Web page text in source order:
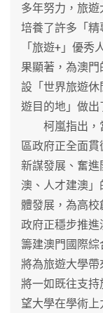
多年努力，旅遊
培養了許多「
「旅遊+」優
果顯著，為澳
設「世界旅遊
遊目的地」做出
柯嵐指出，當
區政府正全面
新謀發展、奮
澳、人才建澳
體發展，為高
政府正穩步推
籌建澳門國際
將為旅遊大學
將一如既往支
望大學在學術